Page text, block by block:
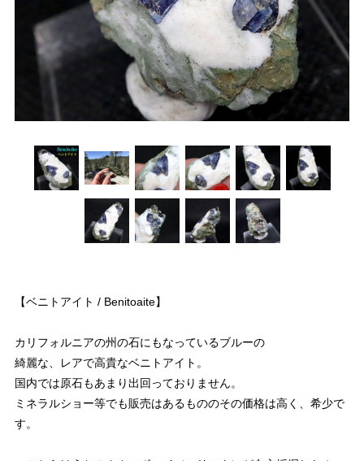
【ベニトアイト / Benitoaite】
カリフォルニアの州の石にもなっているブルーの
綺麗な、レアで高貴なベニトアイト。
国内では原石もあまり出回っておりません。
ミネラルショー等でも販売はあるもののその価格は高く、希少で
す。